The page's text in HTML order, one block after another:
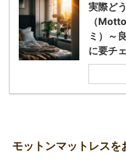
実際ど
（
ミ）～
に要チ
モットンマットレスを